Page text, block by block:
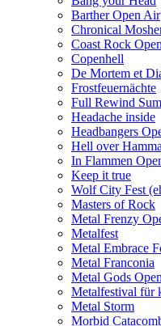
Barther Open Air
Chronical
Coast Rock
Copenhell
De Mortem et
Frostfeuernächte
Full Rewind
Headache inside
Headbangers
Hell over
In Flammen
Keep it true
Wolf City Fest
Masters of Rock
Metal Frenzy
Metalfest
Metal Embrace
Metal Franconia
Metal Gods
Metalfestival für
Metal Storm
Morbid